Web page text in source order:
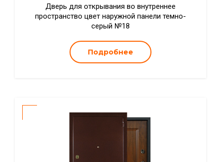
Дверь для открывания во внутреннее
пространство цвет наружной панели темно-
серый №18
Подробнее